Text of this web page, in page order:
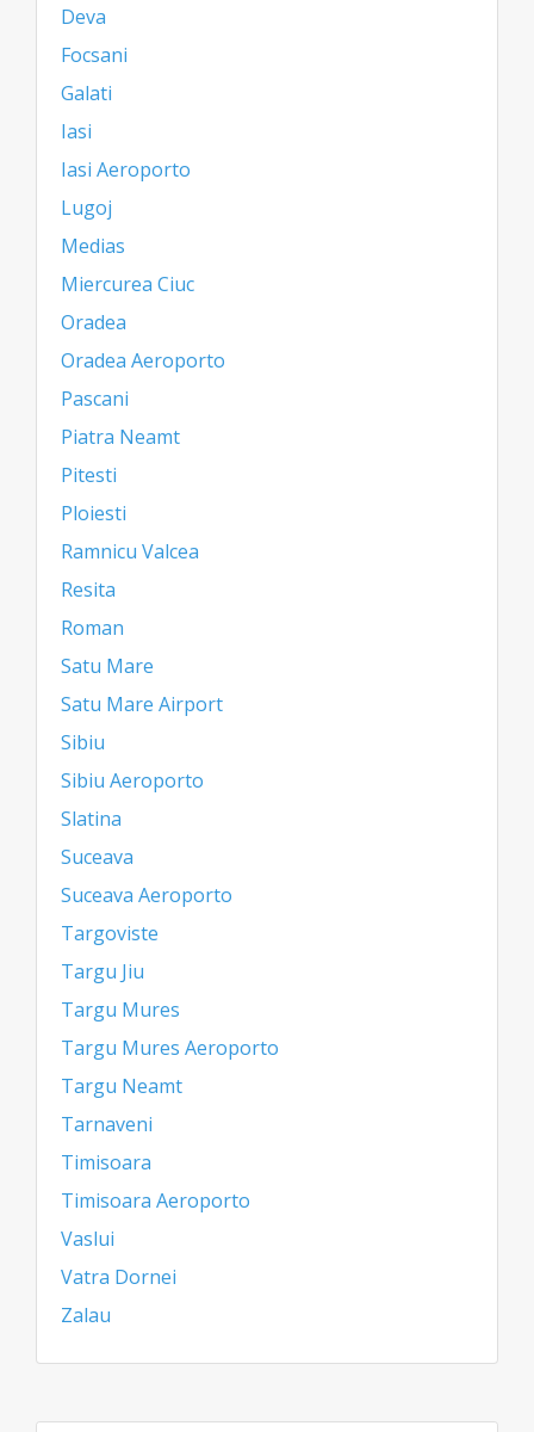
Deva
Focsani
Galati
Iasi
Iasi Aeroporto
Lugoj
Medias
Miercurea Ciuc
Oradea
Oradea Aeroporto
Pascani
Piatra Neamt
Pitesti
Ploiesti
Ramnicu Valcea
Resita
Roman
Satu Mare
Satu Mare Airport
Sibiu
Sibiu Aeroporto
Slatina
Suceava
Suceava Aeroporto
Targoviste
Targu Jiu
Targu Mures
Targu Mures Aeroporto
Targu Neamt
Tarnaveni
Timisoara
Timisoara Aeroporto
Vaslui
Vatra Dornei
Zalau